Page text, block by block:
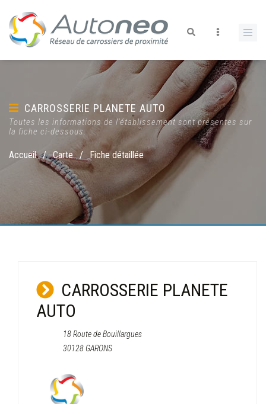
CARROSSERIE PLANETE AUTO
Toutes les informations de l'établissement sont présentes sur
la fiche ci-dessous.
Accueil / Carte / Fiche détaillée
CARROSSERIE PLANETE
AUTO
18 Route de Bouillargues
30128 GARONS